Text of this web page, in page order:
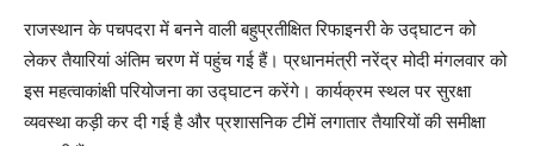
राजस्थान के पचपदरा में बनने वाली बहुप्रतीक्षित रिफाइनरी के उद्घाटन को
लेकर तैयारियां अंतिम चरण में पहुंच गई हैं। प्रधानमंत्री नरेंद्र मोदी मंगलवार को
इस महत्वाकांक्षी परियोजना का उद्घाटन करेंगे। कार्यक्रम स्थल पर सुरक्षा
व्यवस्था कड़ी कर दी गई है और प्रशासनिक टीमें लगातार तैयारियों की समीक्षा